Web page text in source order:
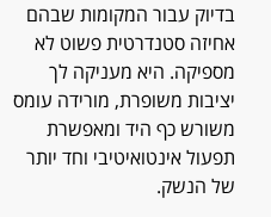
בדיוק עבור המקומות שבהם
אחיזה סטנדרטית פשוט לא
מספיקה. היא מעניקה לך
יציבות משופרת, מורידה עומס
משורש כף היד ומאפשרת
תפעול אינטואיטיבי וחד יותר
של הנשק.